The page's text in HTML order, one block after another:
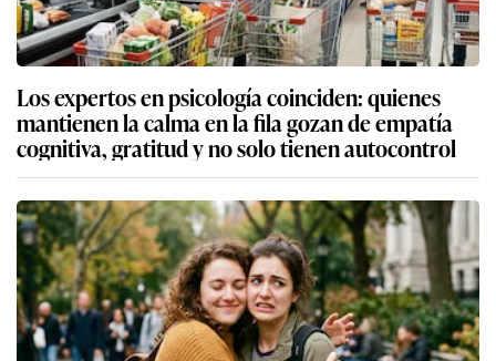
Los expertos en psicología coinciden: quienes
mantienen la calma en la fila gozan de empatía
cognitiva, gratitud y no solo tienen autocontrol